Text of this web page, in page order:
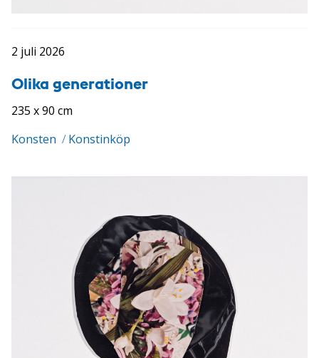
2 juli 2026
Olika generationer
235 x 90 cm
Konsten / Konstinköp